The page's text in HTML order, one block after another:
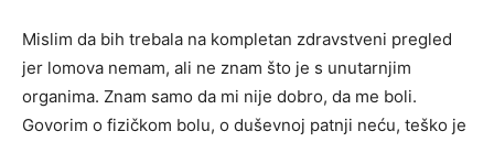
Mislim da bih trebala na kompletan zdravstveni pregled
jer lomova nemam, ali ne znam što je s unutarnjim
organima. Znam samo da mi nije dobro, da me boli.
Govorim o fizičkom bolu, o duševnoj patnji neću, teško je